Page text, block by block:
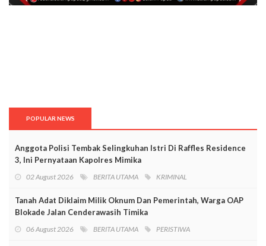
POPULAR NEWS
Anggota Polisi Tembak Selingkuhan Istri Di Raffles Residence
3, Ini Pernyataan Kapolres Mimika
02 August 2026 BERITA UTAMA KRIMINAL
Tanah Adat Diklaim Milik Oknum Dan Pemerintah, Warga OAP
Blokade Jalan Cenderawasih Timika
06 August 2026 BERITA UTAMA PERISTIWA